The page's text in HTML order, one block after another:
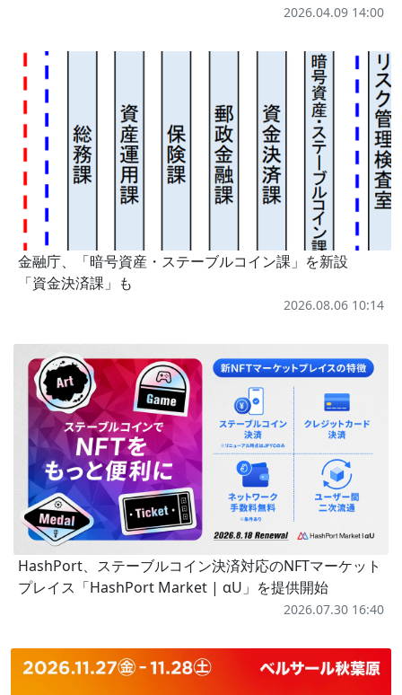
2026.04.09 14:00
金融庁、「暗号資産・ステーブルコイン課」を新設
「資金決済課」も
2026.08.06 10:14
HashPort、ステーブルコイン決済対応のNFTマーケット
プレイス「HashPort Market | αU」を提供開始
2026.07.30 16:40